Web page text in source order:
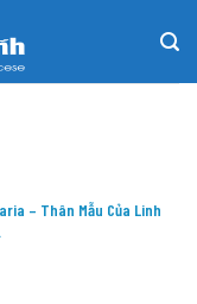
– Thân Mẫu Của Linh